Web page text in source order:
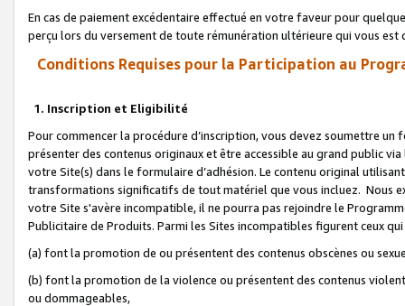
En cas de paiement excédentaire effectué en votre faveur pour
perçu lors du versement de toute rémunération ultérieure qui vous est
Conditions Requises pour la Participation au
1. Inscription et Eligibilité
Pour commencer la procédure d’inscription, vous devez soumettre
présenter des contenus originaux et être accessible au grand public
votre Site(s) dans le formulaire d’adhésion. Le contenu original
transformations significatifs de tout matériel que vous incluez. Nous
votre Site s'avère incompatible, il ne pourra pas rejoindre le
Publicitaire de Produits. Parmi les Sites incompatibles figurent ceux
(a) font la promotion de ou présentent des contenus obscènes ou
(b) font la promotion de la violence ou présentent des contenus
ou dommageables,